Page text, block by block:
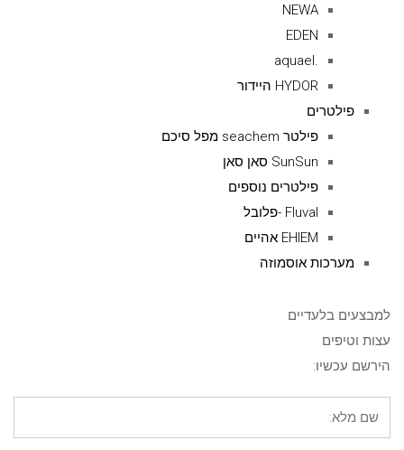
NEWA
EDEN
.aquael
HYDOR היידור
פילטרים
פילטר seachem מפל סיכם
SunSun סאן סאן
פילטרים נוספים
Fluval -פלובל
EHIEM אהיים
מערכות אוסמוזה
למבצעים בלעדיים
עצות וטיפים
הירשם עכשיו: